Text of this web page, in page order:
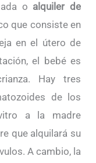
o alquiler de
que consiste en
en el útero de
el bebé es
Hay tres
de los
a la madre
que alquilará su
A cambio, la